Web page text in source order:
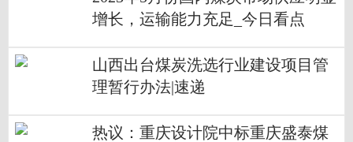
增长，运输能力充足_今日看点
山西出台煤炭洗选行业建设项目管
理暂行办法|速递
热议：重庆设计院中标重庆盛泰煤